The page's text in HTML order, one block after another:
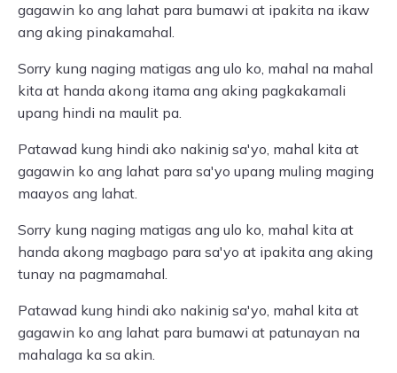
gagawin ko ang lahat para bumawi at ipakita na ikaw
ang aking pinakamahal.
Sorry kung naging matigas ang ulo ko, mahal na mahal
kita at handa akong itama ang aking pagkakamali
upang hindi na maulit pa.
Patawad kung hindi ako nakinig sa'yo, mahal kita at
gagawin ko ang lahat para sa'yo upang muling maging
maayos ang lahat.
Sorry kung naging matigas ang ulo ko, mahal kita at
handa akong magbago para sa'yo at ipakita ang aking
tunay na pagmamahal.
Patawad kung hindi ako nakinig sa'yo, mahal kita at
gagawin ko ang lahat para bumawi at patunayan na
mahalaga ka sa akin.